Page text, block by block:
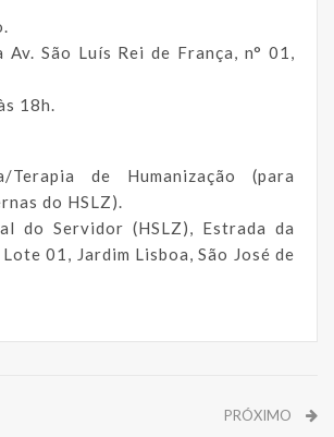
Av. São Luís Rei de França, n° 01,
18h.
Terapia de Humanização (para
do HSLZ).
do Servidor (HSLZ), Estrada da
01, Jardim Lisboa, São José de
PRÓXIMO